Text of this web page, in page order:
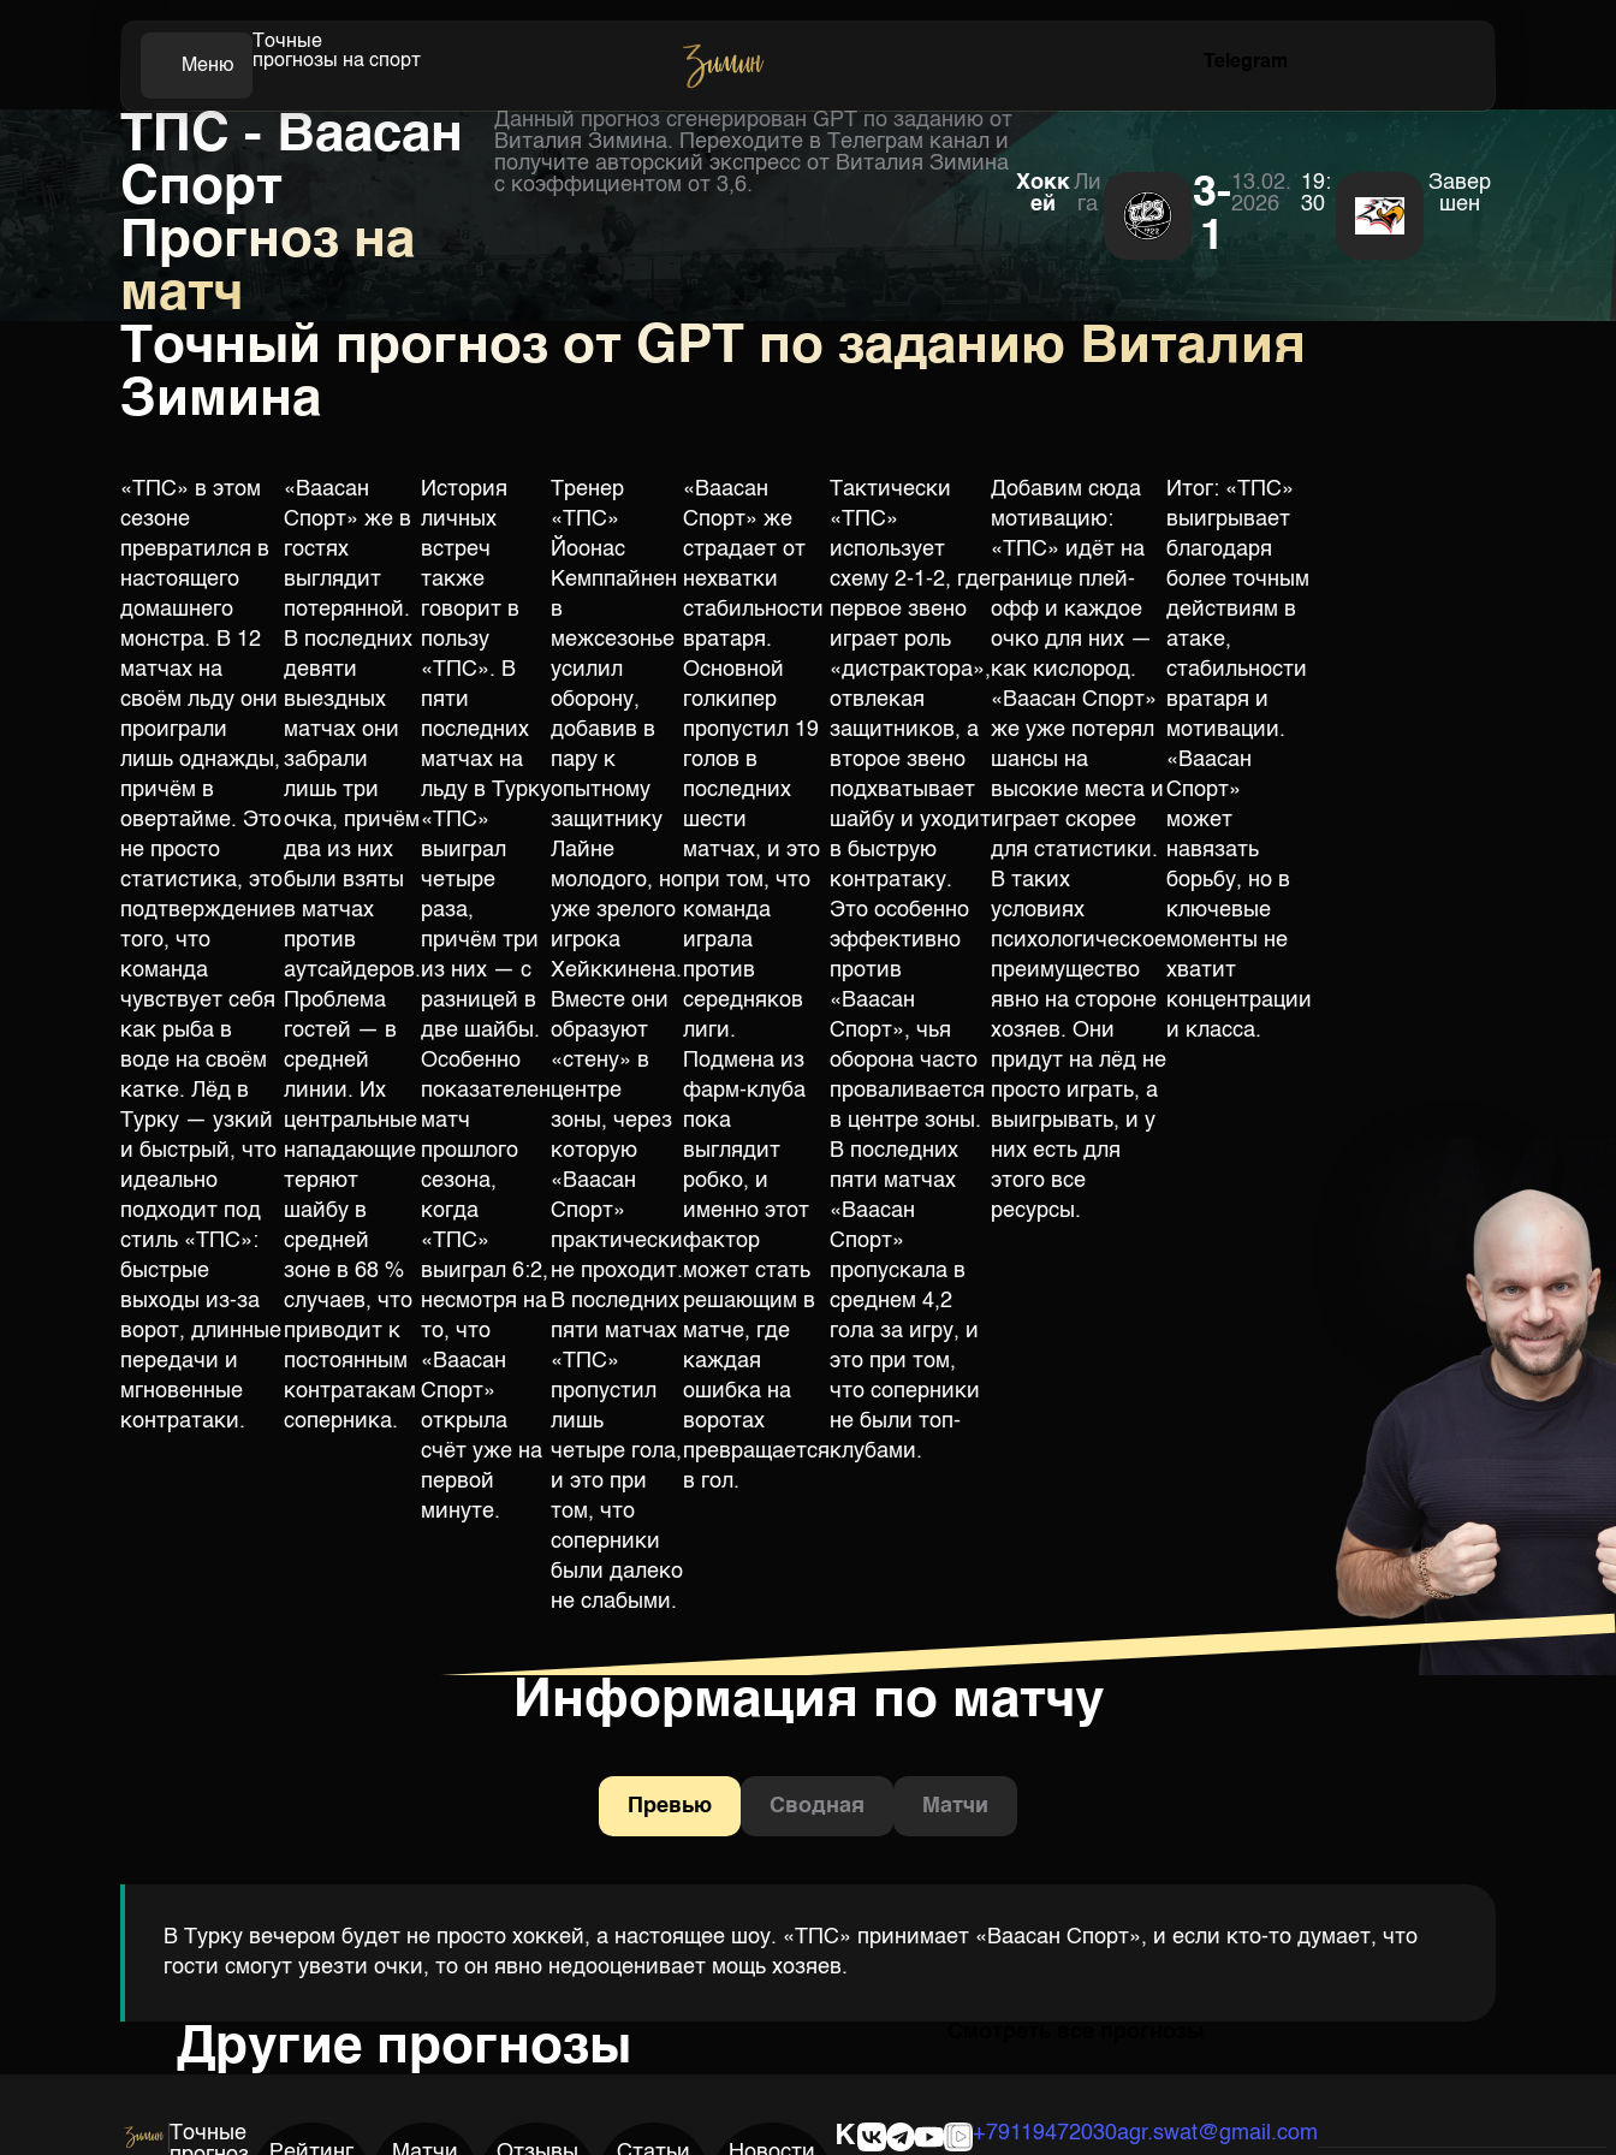
Меню
Точные
прогнозы на спорт
Футбол Хоккей
ТПС - Ваасан
Спорт
Прогноз на
матч
Данный прогноз сгенерирован GPT по заданию от
Виталия Зимина. Переходите в Телеграм канал и
получите авторский экспресс от Виталия Зимина
с коэффициентом от 3,6.
Хокк
ей
Ли
га
3-
1
13.02.
2026
19:
30
Завер
шен
Точный прогноз от GPT по заданию Виталия
Зимина
«ТПС» в этом
сезоне
превратился в
настоящего
домашнего
монстра. В 12
матчах на
своём льду они
проиграли
лишь однажды,
причём в
овертайме. Это
не просто
статистика, это
подтверждение
того, что
команда
чувствует себя
как рыба в
воде на своём
катке. Лёд в
Турку — узкий
и быстрый, что
идеально
подходит под
стиль «ТПС»:
быстрые
выходы из-за
ворот, длинные
передачи и
мгновенные
контратаки.
«Ваасан
Спорт» же в
гостях
выглядит
потерянной.
В последних
девяти
выездных
матчах они
забрали
лишь три
очка, причём
два из них
были взяты
в матчах
против
аутсайдеров.
Проблема
гостей — в
средней
линии. Их
центральные
нападающие
теряют
шайбу в
средней
зоне в 68 %
случаев, что
приводит к
постоянным
контратакам
соперника.
История
личных
встреч
также
говорит в
пользу
«ТПС». В
пяти
последних
матчах на
льду в Турку
«ТПС»
выиграл
четыре
раза,
причём три
из них — с
разницей в
две шайбы.
Особенно
показателен
матч
прошлого
сезона,
когда
«ТПС»
выиграл 6:2,
несмотря на
то, что
«Ваасан
Спорт»
открыла
счёт уже на
первой
минуте.
Тренер
«ТПС»
Йоонас
Кемппайнен
в
межсезонье
усилил
оборону,
добавив в
пару к
опытному
защитнику
Лайне
молодого, но
уже зрелого
игрока
Хейккинена.
Вместе они
образуют
«стену» в
центре
зоны, через
которую
«Ваасан
Спорт»
практически
не проходит.
В последних
пяти матчах
«ТПС»
пропустил
лишь
четыре гола,
и это при
том, что
соперники
были далеко
не слабыми.
«Ваасан
Спорт» же
страдает от
нехватки
стабильности
вратаря.
Основной
голкипер
пропустил 19
голов в
последних
шести
матчах, и это
при том, что
команда
играла
против
середняков
лиги.
Подмена из
фарм-клуба
пока
выглядит
робко, и
именно этот
фактор
может стать
решающим в
матче, где
каждая
ошибка на
воротах
превращается
в гол.
Тактически
«ТПС»
использует
схему 2-1-2, где
первое звено
играет роль
«дистрактора»,
отвлекая
защитников, а
второе звено
подхватывает
шайбу и уходит
в быструю
контратаку.
Это особенно
эффективно
против
«Ваасан
Спорт», чья
оборона часто
проваливается
в центре зоны.
В последних
пяти матчах
«Ваасан
Спорт»
пропускала в
среднем 4,2
гола за игру, и
это при том,
что соперники
не были топ-
клубами.
Добавим сюда
мотивацию:
«ТПС» идёт на
границе плей-
офф и каждое
очко для них —
как кислород.
«Ваасан Спорт»
же уже потерял
шансы на
высокие места и
играет скорее
для статистики.
В таких
условиях
психологическое
преимущество
явно на стороне
хозяев. Они
придут на лёд не
просто играть, а
выигрывать, и у
них есть для
этого все
ресурсы.
Итог: «ТПС»
выигрывает
благодаря
более точным
действиям в
атаке,
стабильности
вратаря и
мотивации.
«Ваасан
Спорт»
может
навязать
борьбу, но в
ключевые
моменты не
хватит
концентрации
и класса.
Информация по матчу
Превью Сводная Матчи
В Турку вечером будет не просто хоккей, а настоящее шоу. «ТПС» принимает «Ваасан Спорт», и если кто-то думает, что
гости смогут увезти очки, то он явно недооценивает мощь хозяев.
Другие прогнозы
Точные
К
+79119472030agr.swat@gmail.com